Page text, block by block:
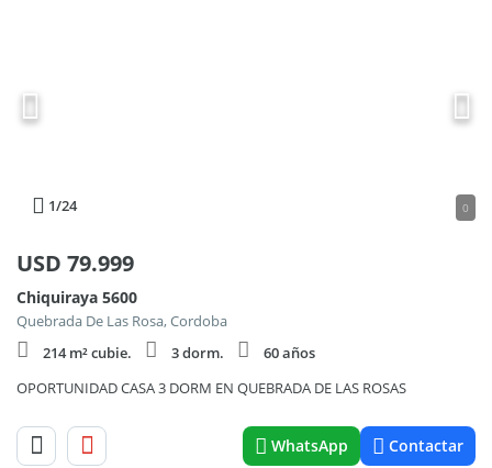
1/24 0
USD 79.999
Chiquiraya 5600
Quebrada De Las Rosa, Cordoba
214 m² cubie.
3 dorm.
60 años
OPORTUNIDAD CASA 3 DORM EN QUEBRADA DE LAS ROSAS
WhatsApp Contactar